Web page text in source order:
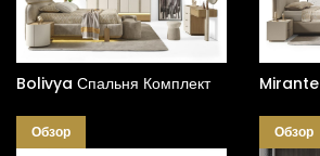
Bolivya Спальня Комплект
Обзор
Mirante
Обзор